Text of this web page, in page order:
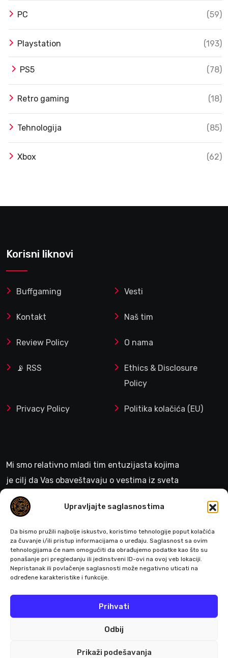
Upravljajte saglasnostima
Da bismo pružili najbolje iskustvo, koristimo tehnologije poput kolačića
za čuvanje i/ili pristup informacijama o uređaju. Saglasnost sa ovim
tehnologijama će nam omogućiti da obrađujemo podatke kao što su
ponašanje pri pregledanju ili jedinstveni ID-ovi na ovoj veb lokaciji.
Nepristanak ili povlačenje saglasnosti može negativno uticati na
određene karakteristike i funkcije.
Prihvati
Odbij
Prikaži podešavanja
PC (59)
Playstation (193)
PS5 (78)
Retro gaming (18)
Tehnologija (85)
Xbox (62)
Korisni liknovi
Buffgaming Vesti
Kontakt Naš tim
Review Policy O nama
📡 RSS
Ethics & Disclosure
Policy
Privacy Policy Politika kolačića (EU)
Mi smo relativno mladi tim entuzijasta kojima
je cilj da Vas obaveštavaju o vestima iz sveta
gejminga
>
Pratite nas